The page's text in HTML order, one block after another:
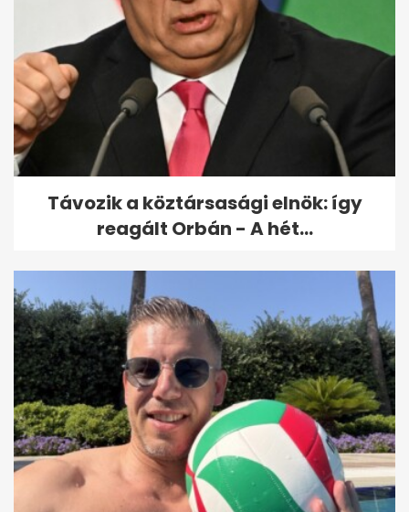
Távozik a köztársasági elnök: így
reagált Orbán - A hét...